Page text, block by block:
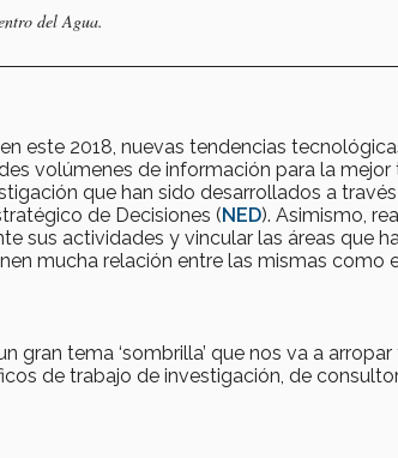
del Agua.
este 2018, nuevas tendencias
volúmenes de información para la
que han sido desarrollados a
de Decisiones (NED). Asimismo,
sus actividades y vincular las áreas que
mucha relación entre las mismas como
gran tema ‘sombrilla’ que nos va a
de trabajo de investigación, de